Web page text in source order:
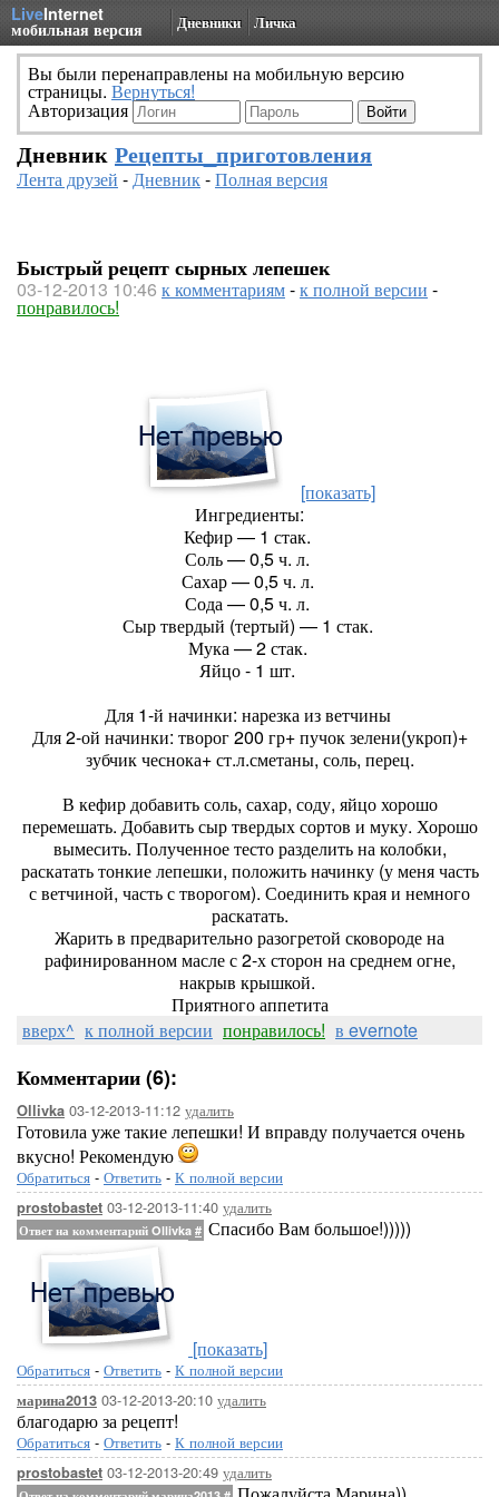
LiveInternet
мобильная версия Дневники Личка
Вы были перенаправлены на мобильную версию
страницы. Вернуться!
Авторизация
Дневник Рецепты_приготовления
Лента друзей -Дневник-Полная версия
Быстрый рецепт сырных лепешек
03-12-2013 10:46 к комментариям-к полной версии -
понравилось!
[показать]
Ингредиенты:
Кефир — 1 стак.
Соль — 0,5 ч. л.
Сахар — 0,5 ч. л.
Сода — 0,5 ч. л.
Сыр твердый (тертый) — 1 стак.
Мука — 2 стак.
Яйцо - 1 шт.
Для 1-й начинки: нарезка из ветчины
Для 2-ой начинки: творог 200 гр+ пучок зелени(укроп)+
зубчик чеснока+ ст.л.сметаны, соль, перец.
В кефир добавить соль, сахар, соду, яйцо хорошо
перемешать. Добавить сыр твердых сортов и муку. Хорошо
вымесить. Полученное тесто разделить на колобки,
раскатать тонкие лепешки, положить начинку (у меня часть
с ветчиной, часть с творогом). Соединить края и немного
раскатать.
Жарить в предварительно разогретой сковороде на
рафинированном масле с 2-х сторон на среднем огне,
накрыв крышкой.
Приятного аппетита
вверх^ к полной версии понравилось! в evernote
Комментарии (6):
Ollivka 03-12-2013-11:12 удалить
Готовила уже такие лепешки! И вправду получается очень
вкусно! Рекомендую
Обратиться - Ответить - К полной версии
prostobastet 03-12-2013-11:40 удалить
Ответ на комментарий Ollivka # Спасибо Вам большое!)))))
[показать]
Обратиться - Ответить - К полной версии
марина2013 03-12-2013-20:10 удалить
благодарю за рецепт!
Обратиться - Ответить - К полной версии
prostobastet 03-12-2013-20:49 удалить